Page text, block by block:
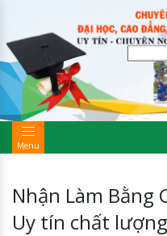
Menu
Nhận Làm Bằng
Uy tín chất lượng